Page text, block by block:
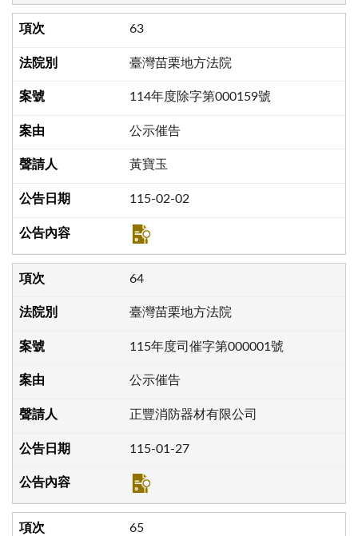
63
臺灣苗栗地方法院
114年度除字第000159號
公示催告
黃寶玉
115-02-02
64
臺灣苗栗地方法院
115年度司催字第000001號
公示催告
正豐消防器材有限公司
115-01-27
65